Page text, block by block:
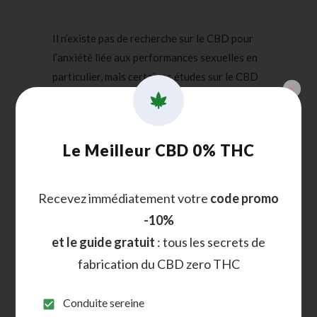
Il n’existe pas de recherche sur le CBD pour
l’anxiété liée aux performances sexuelles en
particulier, mais certaines études sur le CBD
pour l’anxiété ont été optimistes.
tant quetraitement alternatif des troubles
Le Meilleur CBD 0% THC
Recevez immédiatement votre code promo
-10%
et le guide gratuit : tous les secrets de
fabrication du CBD zero THC
Conduite sereine